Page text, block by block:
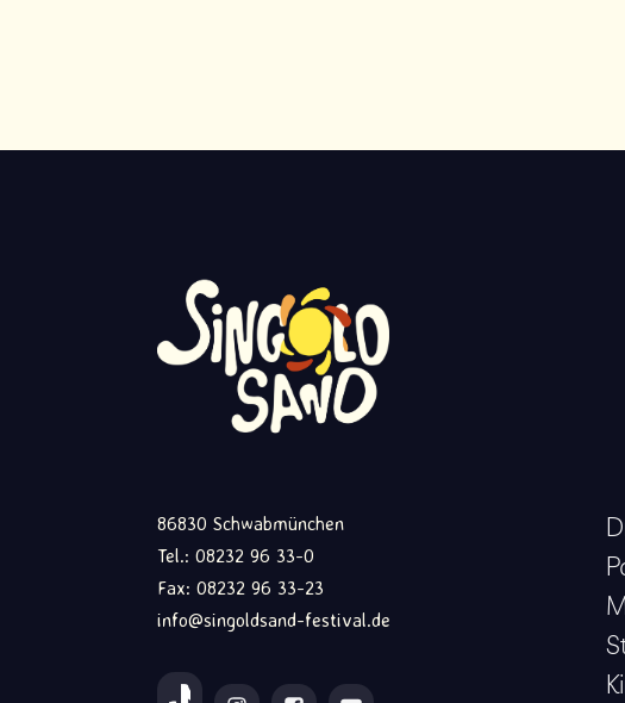
86830 Schwabmünchen
Tel.: 08232 96 33-0
Fax: 08232 96 33-23
info@singoldsand-festival.de